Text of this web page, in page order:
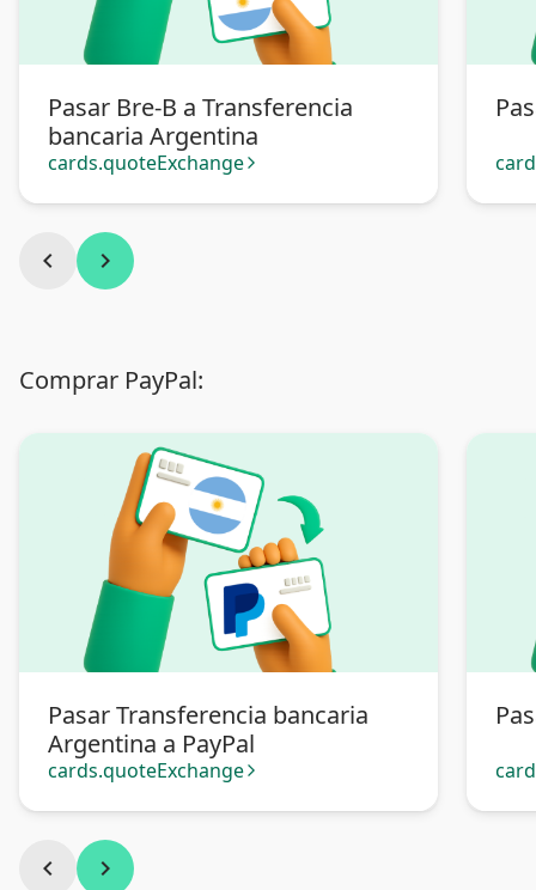
Pasar Bre-B a Transferencia
bancaria Argentina
cards.quoteExchange arrow_forward_ios
chevron_left chevron_right
Comprar PayPal:
Pasar Transferencia bancaria
Argentina a PayPal
cards.quoteExchange arrow_forward_ios
chevron_left chevron_right